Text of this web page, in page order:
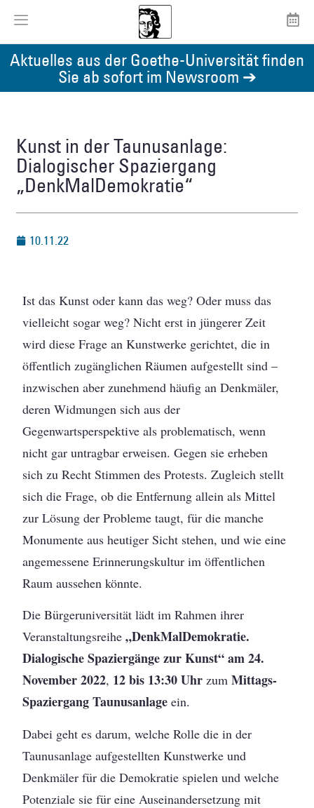
Aktuelles aus der Goethe-Universität finden
Sie ab sofort im Newsroom ➔
Kunst in der Taunusanlage:
Dialogischer Spaziergang
„DenkMalDemokratie“
10.11.22
Ist das Kunst oder kann das weg? Oder muss das
vielleicht sogar weg? Nicht erst in jüngerer Zeit
wird diese Frage an Kunstwerke gerichtet, die in
öffentlich zugänglichen Räumen aufgestellt sind –
inzwischen aber zunehmend häufig an Denkmäler,
deren Widmungen sich aus der
Gegenwartsperspektive als problematisch, wenn
nicht gar untragbar erweisen. Gegen sie erheben
sich zu Recht Stimmen des Protests. Zugleich stellt
sich die Frage, ob die Entfernung allein als Mittel
zur Lösung der Probleme taugt, für die manche
Monumente aus heutiger Sicht stehen, und wie eine
angemessene Erinnerungskultur im öffentlichen
Raum aussehen könnte.
Die Bürgeruniversität lädt im Rahmen ihrer
Veranstaltungsreihe„DenkMalDemokratie.
Dialogische Spaziergänge zur Kunst“ am 24.
November 2022, 12 bis 13:30 Uhr zumMittags-
Spaziergang Taunusanlageein.
Dabei geht es darum, welche Rolle die in der
Taunusanlage aufgestellten Kunstwerke und
Denkmäler für die Demokratie spielen und welche
Potenziale sie für eine Auseinandersetzung mit